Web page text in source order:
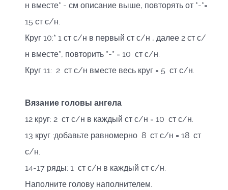
н вместе* - см описание выше, повторять от *-*=
15 ст с/н.
Круг 10:* 1 ст с/н в первый ст с/н , далее 2 ст с/
н вместе*, повторить *-* = 10 ст с/н.
Круг 11: 2 ст с/н вместе весь круг = 5 ст с/н.
Вязание головы ангела
12 круг: 2 ст с/н в каждый ст с/н = 10 ст с/н.
13 круг :добавьте равномерно 8 ст с/н = 18 ст
с/н.
14-17 ряды: 1 ст с/н в каждый ст с/н.
Наполните голову наполнителем.